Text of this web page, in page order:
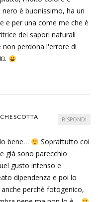
è buonissimo, ha un
e per una come me che è
dei sapori naturali
non perdona l'errore di
bene…
Soprattutto coi
già sono parecchio
gusto intenso e
dipendenza e poi lo
perchè fotogenico,
RISPONDI